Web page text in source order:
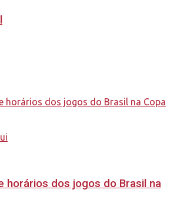
horários dos jogos do Brasil na